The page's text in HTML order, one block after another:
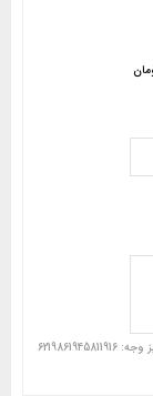
* فیش واریزی خود را در اینجا بارگزاری کنید. شماره کارت جهت واریز وجه: 6219861945811916